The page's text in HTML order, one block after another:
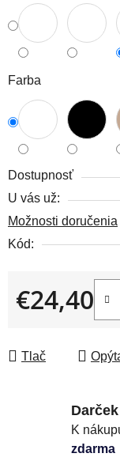
Farba
Dostupnosť
U vás už:
Možnosti doručenia
Kód:
€24,40
Jednotková cena:
Tlač
K
zdarma